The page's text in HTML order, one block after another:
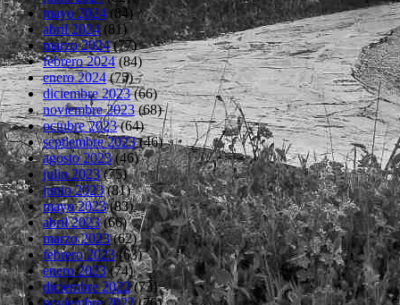
mayo 2024 (84)
abril 2024(81)
marzo 2024(77)
febrero 2024(84)
enero 2024(75)
diciembre 2023(66)
noviembre 2023(68)
octubre 2023(64)
septiembre 2023(46)
agosto 2023(46)
julio 2023(75)
junio 2023(81)
mayo 2023(83)
abril 2023(66)
marzo 2023(62)
febrero 2023(63)
enero 2023(74)
diciembre 2022(73)